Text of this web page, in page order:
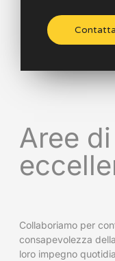
Aree
Collaboriamo per
consapevolezza
loro impegno